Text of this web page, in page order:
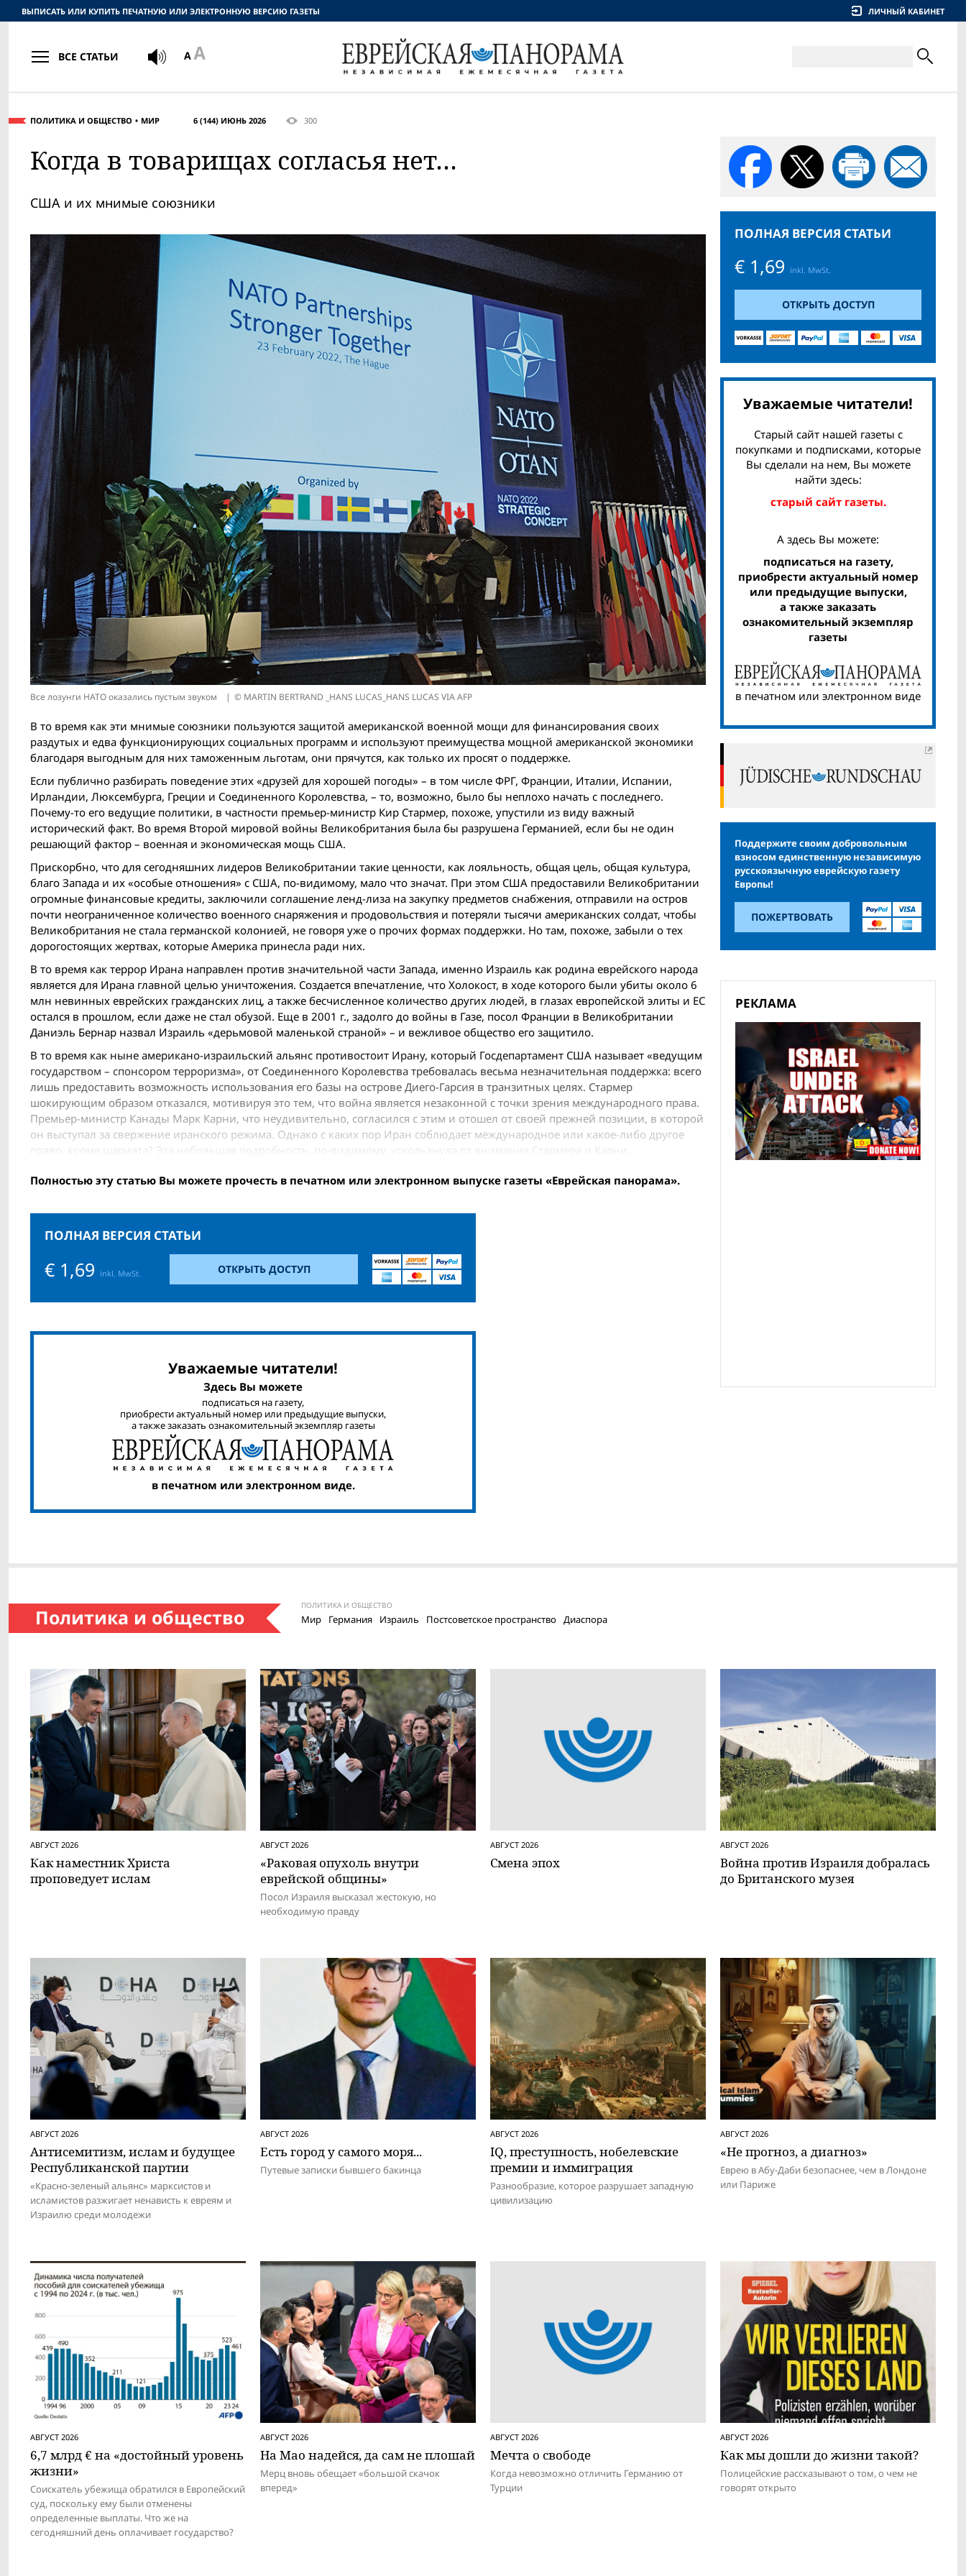
ПОЛИТИКА И ОБЩЕСТВО МИР 6 (144) ИЮНЬ 2026 300
Когда в товарищах согласья нет…
США и их мнимые союзники
Все лозунги НАТО оказались пустым звуком © MARTIN BERTRAND _HANS LUCAS_HANS LUCAS VIA AFP
В то время как эти мнимые союзники пользуются защитой американской военной мощи для финансирования своих
раздутых и едва функционирующих социальных программ и используют преимущества мощной американской экономики
благодаря выгодным для них таможенным льготам, они прячутся, как только их просят о поддержке.
Если публично разбирать поведение этих «друзей для хорошей погоды» – в том числе ФРГ, Франции, Италии, Испании,
Ирландии, Люксембурга, Греции и Соединенного Королевства, – то, возможно, было бы неплохо начать с последнего.
Почему-то его ведущие политики, в частности премьер-министр Кир Стармер, похоже, упустили из виду важный
исторический факт. Во время Второй мировой вой­ны Великобритания была бы разрушена Германией, если бы не один
решающий фактор – военная и экономическая мощь США.
Прискорбно, что для сегодняшних лидеров Великобритании такие ценности, как лояльность, общая цель, общая культура,
благо Запада и их «особые отношения» с США, по-видимому, мало что значат. При этом США предоставили Великобритании
огромные финансовые кредиты, заключили соглашение ленд-лиза на закупку предметов снабжения, отправили на остров
почти неограниченное количество военного снаряжения и продовольствия и потеряли тысячи американских солдат, чтобы
Великобритания не стала германской колонией, не говоря уже о прочих формах поддержки. Но там, похоже, забыли о тех
дорогостоящих жертвах, которые Америка принесла ради них.
В то время как террор Ирана направлен против значительной части Запада, именно Израиль как родина еврейского народа
является для Ирана главной целью уничтожения. Создается впечатление, что Холокост, в ходе которого были убиты около 6
млн невинных еврейских гражданских лиц, а также бесчисленное количество других людей, в глазах европейской элиты и ЕС
остался в прошлом, если даже не стал обузой. Еще в 2001 г., задолго до вой­ны в Газе, посол Франции в Великобритании
Даниэль Бернар назвал Израиль «дерьмовой маленькой страной» – и вежливое общество его защитило.
В то время как ныне американо-израильский альянс противостоит Ирану, который Госдепартамент США называет «ведущим
государством – спонсором терроризма», от Соединенного Королевства требовалась весьма незначительная поддержка: всего
лишь предоставить возможность использования его базы на острове Диего-Гарсия в транзитных целях. Стармер
шокирующим образом отказался, мотивируя это тем, что вой­на является незаконной с точки зрения международного права.
Премьер-министр Канады Марк Карни, что неудивительно, согласился с этим и отошел от своей прежней позиции, в которой
он выступал за свержение иранского режима. Однако с каких пор Иран соблюдает международное или какое-либо другое
право, кроме шариата? Эта небольшая подробность, по-видимому, ускользнула от внимания Стармера и Карни.
Полностью эту статью Вы можете прочесть в печатном или электронном выпуске газеты «Еврейская панорама».
ПОЛНАЯ ВЕРСИЯ СТАТЬИ
€ 1,69 inkl. MwSt. ОТКРЫТЬ ДОСТУП
Уважаемые читатели!
Здесь Вы можете
подписаться на газету,
приобрести актуальный номер или предыдущие выпуски,
а также заказать ознакомительный экземпляр газеты
в печатном или электронном виде.
ПОЛНАЯ ВЕРСИЯ СТАТЬИ
€ 1,69 inkl. MwSt.
ОТКРЫТЬ ДОСТУП
Уважаемые читатели!
Старый сайт нашей газеты с
покупками и подписками, которые
Вы сделали на нем, Вы можете
найти здесь:
старый сайт газеты.
А здесь Вы можете:
подписаться на газету,
приобрести актуальный номер
или предыдущие выпуски,
а также заказать
ознакомительный экземпляр
газеты
в печатном или электронном виде
Поддержите своим добровольным
взносом единственную независимую
русскоязычную еврейскую газету
Европы!
ПОЖЕРТВОВАТЬ
РЕКЛАМА
Политика и общество ПОЛИТИКА И ОБЩЕСТВО
Мир Германия Израиль Постсоветское пространство Диаспора
АВГУСТ 2026
Как наместник Христа
проповедует ислам
АВГУСТ 2026
«Раковая опухоль внутри
еврейской общины»
Посол Израиля высказал жестокую, но
необходимую правду
АВГУСТ 2026
Смена эпох
АВГУСТ 2026
Вой­на против Израиля добралась
до Британского музея
АВГУСТ 2026
Антисемитизм, ислам и будущее
Респуб­ликанской партии
«Красно-зеленый альянс» марксистов и
исламистов разжигает ненависть к евреям и
Израилю среди молодежи
АВГУСТ 2026
Есть город у самого моря...
Путевые записки бывшего бакинца
АВГУСТ 2026
IQ, преступность, нобелевские
премии и иммиграция
Разнообразие, которое разрушает западную
цивилизацию
АВГУСТ 2026
«Не прогноз, а диагноз»
Еврею в Абу-Даби безопаснее, чем в Лондоне
или Париже
АВГУСТ 2026
6,7 млрд € на «достойный уровень
жизни»
Соискатель убежища обратился в Европейский
суд, поскольку ему были отменены
определенные выплаты. Что же на
сегодняшний день оплачивает государство?
АВГУСТ 2026
На Мао надейся, да сам не плошай
Мерц вновь обещает «большой скачок
вперед»
АВГУСТ 2026
Мечта о свободе
Когда невозможно отличить Германию от
Турции
АВГУСТ 2026
Как мы дошли до жизни такой?
Полицейские рассказывают о том, о чем не
говорят открыто
ВЫПИСАТЬ ИЛИ КУПИТЬ ПЕЧАТНУЮ ИЛИ ЭЛЕКТРОННУЮ ВЕРСИЮ ГАЗЕТЫ ЛИЧНЫЙ КАБИНЕТ
ВСЕ СТАТЬИ